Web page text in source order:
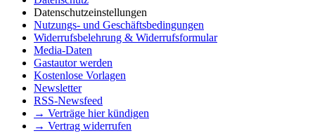
Datenschutzeinstellungen
Nutzungs- und Geschäftsbedingungen
Widerrufsbelehrung & Widerrufsformular
Media-Daten
Gastautor werden
Kostenlose Vorlagen
Newsletter
RSS-Newsfeed
→ Verträge hier kündigen
→ Vertrag widerrufen